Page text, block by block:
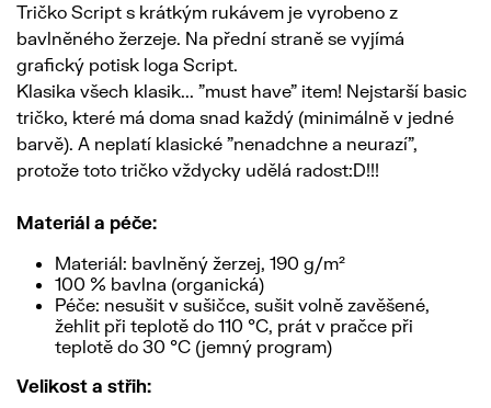
Tričko Script s krátkým rukávem je vyrobeno z
bavlněného žerzeje. Na přední straně se vyjímá
grafický potisk loga Script.
Klasika všech klasik... "must have" item! Nejstarší basic
tričko, které má doma snad každý (minimálně v jedné
barvě). A neplatí klasické "nenadchne a neurazí",
protože toto tričko vždycky udělá radost:D!!!
Materiál a péče:
Materiál: bavlněný žerzej, 190 g/m²
100 % bavlna (organická)
Péče: nesušit v sušičce, sušit volně zavěšené,
žehlit při teplotě do 110 °C, prát v pračce při
teplotě do 30 °C (jemný program)
Velikost a střih: